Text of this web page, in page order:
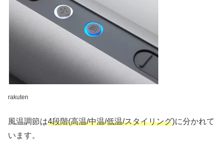
rakuten
⾵温調節は4段階(⾼温/中温/低温/スタイリング)に分かれて
います。